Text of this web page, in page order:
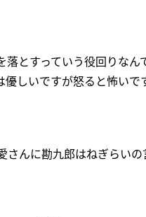
とすっていう役回りなん
しいですが怒ると怖いで
さんに勘九郎はねぎらい